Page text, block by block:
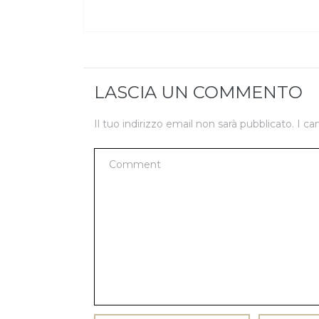
LASCIA UN COMMENTO
Il tuo indirizzo email non sarà pubblicato. I